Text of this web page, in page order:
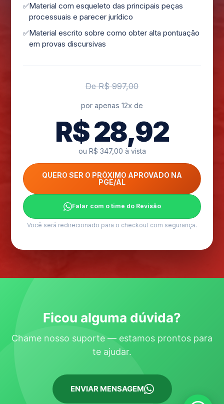
Material com esqueleto das principais peças
processuais e parecer jurídico
Material escrito sobre como obter alta pontuação
em provas discursivas
De R$ 997,00
por apenas 12x de
R$ 28,92
ou R$ 347,00 à vista
QUERO SER O PRÓXIMO APROVADO NA
PGE/AL
Falar com o time do Revisão
Você será redirecionado para o checkout com segurança.
Ficou alguma dúvida?
Chame nosso suporte — estamos prontos para
te ajudar.
ENVIAR MENSAGEM